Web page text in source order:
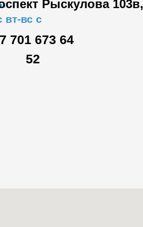
Рыскулова 103в,
вс с
701 673 64
52